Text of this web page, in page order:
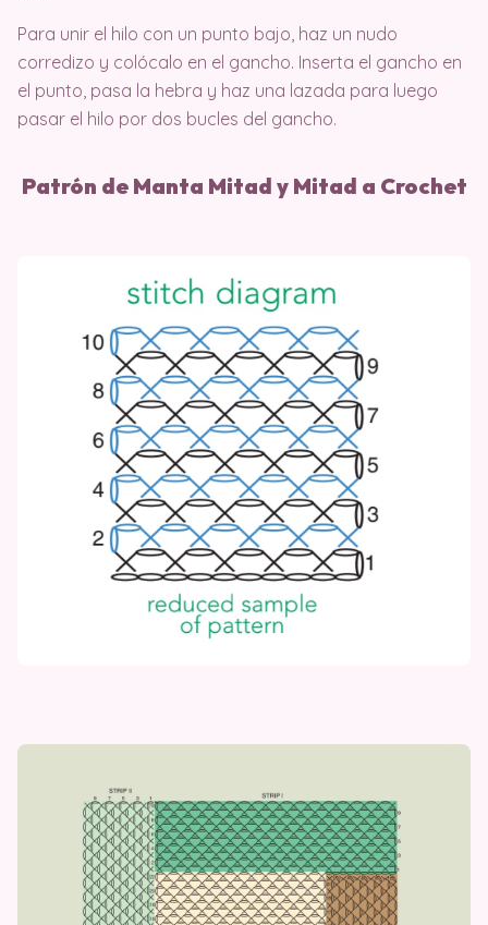
Para unir el hilo con un punto bajo, haz un nudo
corredizo y colócalo en el gancho. Inserta el gancho en
el punto, pasa la hebra y haz una lazada para luego
pasar el hilo por dos bucles del gancho.
Patrón de Manta Mitad y Mitad a Crochet